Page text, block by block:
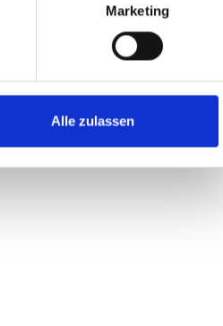
Marketing
Alle zulassen